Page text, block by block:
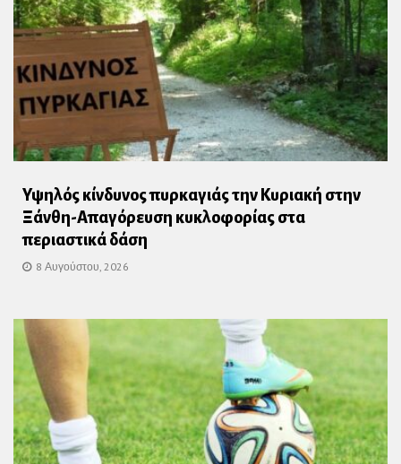
Υψηλός κίνδυνος πυρκαγιάς την Κυριακή στην
Ξάνθη-Απαγόρευση κυκλοφορίας στα
περιαστικά δάση
8 Αυγούστου, 2026